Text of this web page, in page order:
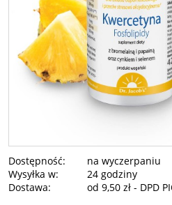
Dostępność:
na wyczerpaniu
Wysyłka w:
24 godziny
Dostawa:
od 9,50 zł - DPD
Cena nie zawiera ewentualnych